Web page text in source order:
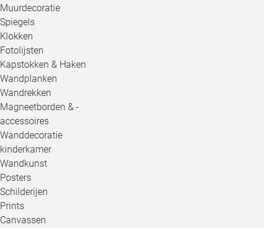
Muurdecoratie
Spiegels
Klokken
Fotolijsten
Kapstokken & Haken
Wandplanken
Wandrekken
Magneetborden & -
accessoires
Wanddecoratie
kinderkamer
Wandkunst
Posters
Schilderijen
Prints
Canvassen